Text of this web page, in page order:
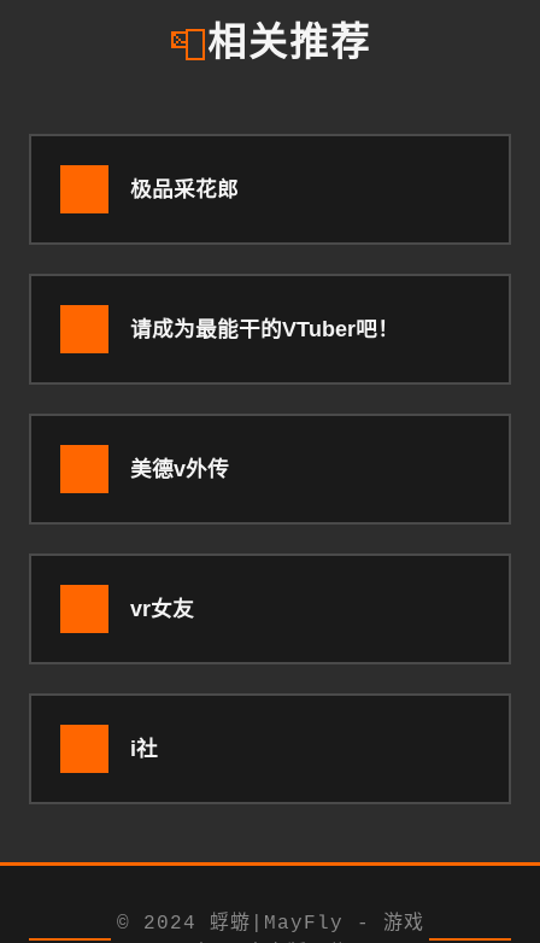
📮相关推荐
极品采花郎
请成为最能干的VTuber吧！
美德v外传
vr女友
i社
© 2024 蜉蝣|MayFly - 游戏